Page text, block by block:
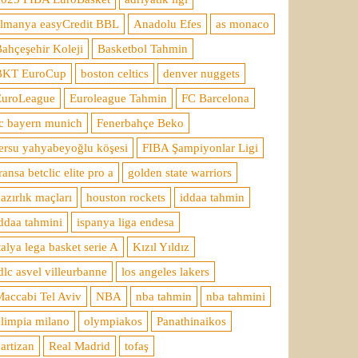
easyCredit BBL
Anadolu Efes
as monaco
Koleji
Basketbol Tahmin
EuroCup
boston celtics
denver nuggets
Euroleague Tahmin
FC Barcelona
bayern munich
Fenerbahçe Beko
yahyabeyoğlu köşesi
FIBA Şampiyonlar Ligi
betclic elite pro a
golden state warriors
maçları
houston rockets
iddaa tahmin
tahmini
ispanya liga endesa
lega basket serie A
Kızıl Yıldız
asvel villeurbanne
los angeles lakers
Tel Aviv
NBA nba tahmin
nba tahmini
milano
olympiakos
Panathinaikos
Real Madrid tofaş